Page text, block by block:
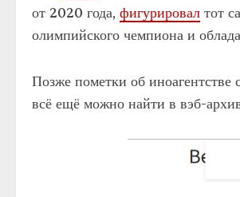
от 2020 года, фигурировал тот
олимпийского чемпиона и
Позже пометки об
всё ещё можно найти в вэб-